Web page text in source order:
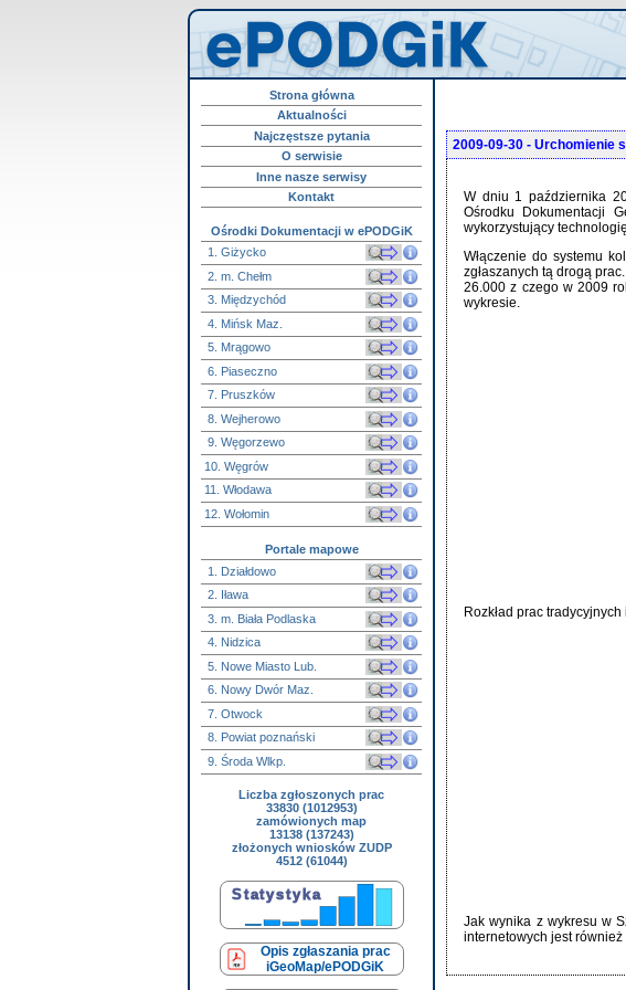
Strona główna
Aktualności
Najczęstsze pytania
O serwisie
Inne nasze serwisy
Kontakt
Ośrodki Dokumentacji w ePODGiK
1. Giżycko
2. m. Chełm
3. Międzychód
4. Mińsk Maz.
5. Mrągowo
6. Piaseczno
7. Pruszków
8. Wejherowo
9. Węgorzewo
10. Węgrów
11. Włodawa
12. Wołomin
Portale mapowe
1. Działdowo
2. Iława
3. m. Biała Podlaska
4. Nidzica
5. Nowe Miasto Lub.
6. Nowy Dwór Maz.
7. Otwock
8. Powiat poznański
9. Środa Wlkp.
Liczba zgłoszonych prac
33830 (1012953)
zamówionych map
13138 (137243)
złożonych wniosków ZUDP
4512 (61044)
Opis zgłaszania prac
iGeoMap/ePODGiK
2009-09-30 - Urchomienie
W dniu 1 października
Ośrodku Dokumentacji
wykorzystujący
Włączenie do systemu
zgłaszanych tą drogą
26.000 z czego w 2009
wykresie.
Rozkład prac
Jak wynika z wykresu w
internetowych jest